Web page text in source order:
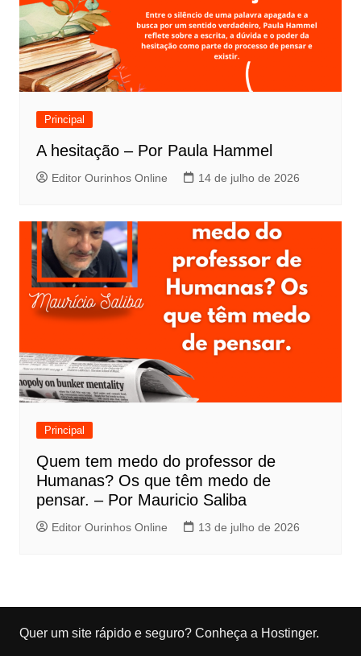
Principal
A hesitação – Por Paula Hammel
Editor Ourinhos Online 14 de julho de 2026
Principal
Quem tem medo do professor de
Humanas? Os que têm medo de
pensar. – Por Mauricio Saliba
Editor Ourinhos Online 13 de julho de 2026
Quer um site rápido e seguro? Conheça a Hostinger.